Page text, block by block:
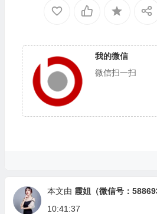
我的微信
微信扫一扫
本文由 霞姐（微信号：
10:41:37